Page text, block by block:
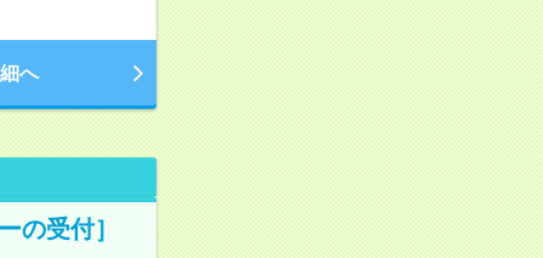
へ
の受付］